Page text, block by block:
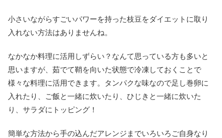
小さいながらすごいパワーを持った枝豆をダイエットに取り
入れない方法はありませんね。
なかなか料理に活用しずらい？なんて思っている方も多いと
思いますが、茹でて鞘を向いた状態で冷凍しておくことで
様々な料理に活用できます。タンパクな味なので足し巻卵に
入れたり、ご飯と一緒に炊いたり、ひじきと一緒に炊いた
り、サラダにトッピング！
簡単な方法から手の込んだアレンジまでいろいろご自身なり